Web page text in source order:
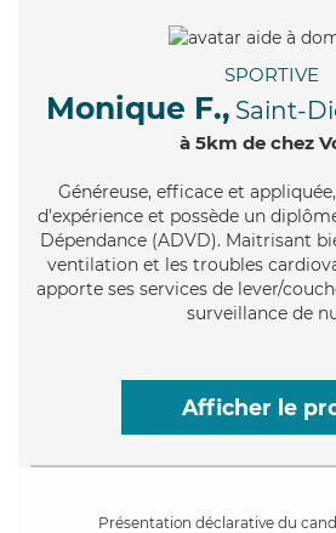
SPORTIVE
Monique F., Saint-
à 5km de chez
Généreuse, efficace et
d'expérience et possède un
Dépendance (ADVD). Maitrisant
ventilation et les troubles
apporte ses services de lever/
surveillance de
Afficher le
Présentation déclarative du